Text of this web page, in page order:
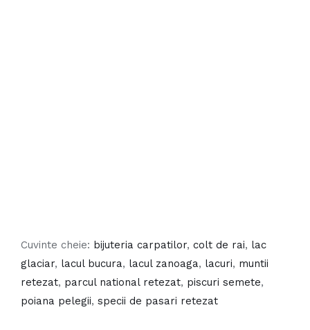
Cuvinte cheie: bijuteria carpatilor, colt de rai, lac
glaciar, lacul bucura, lacul zanoaga, lacuri, muntii
retezat, parcul national retezat, piscuri semete,
poiana pelegii, specii de pasari retezat